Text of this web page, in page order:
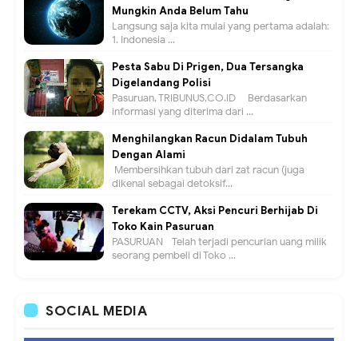
Mungkin Anda Belum Tahu
Langsung saja kita mulai yang pertama adalah:
1. Indonesia ...
Pesta Sabu Di Prigen, Dua Tersangka
Digelandang Polisi
Pasuruan, TRIBUNUS.CO.ID - Berdasarkan
informasi yang diterima dari ...
Menghilangkan Racun Didalam Tubuh
Dengan Alami
Membersihkan tubuh dari zat racun (juga
dikenal sebagai detoksif...
Terekam CCTV, Aksi Pencuri Berhijab Di
Toko Kain Pasuruan
PASURUAN - Telah terjadi pencurian uang milik
seorang pembeli di Toko ...
SOCIAL MEDIA